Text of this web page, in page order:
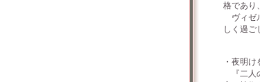
格であり
ヴィゼ
しく過ご
・夜明
『二人